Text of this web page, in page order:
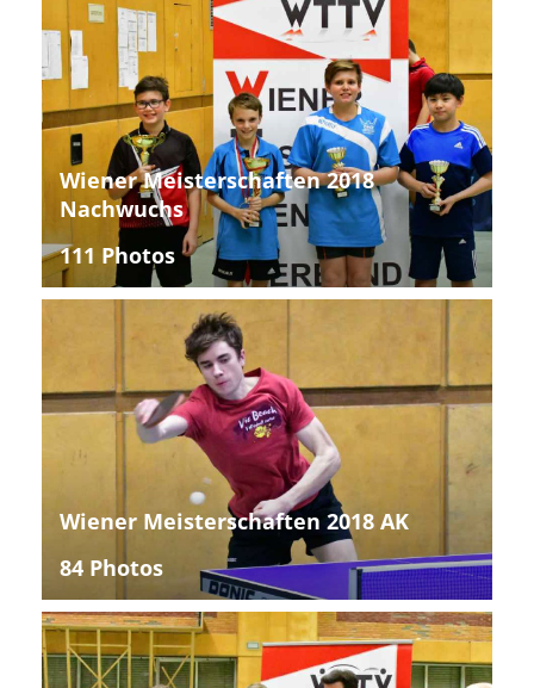
Wiener Meisterschaften 2018
Nachwuchs
111 Photos
Wiener Meisterschaften 2018 AK
84 Photos